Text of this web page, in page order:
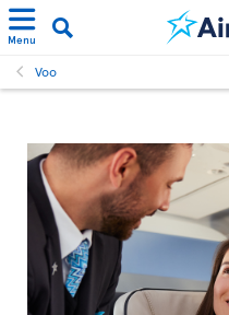
Menu
Voo